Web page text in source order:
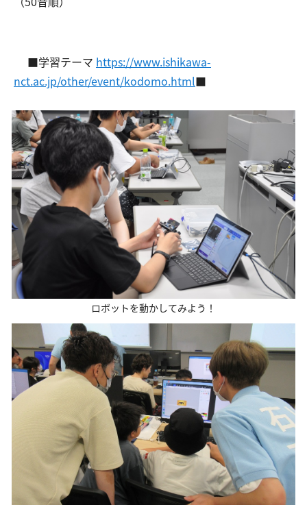
■学習テーマ https://www.ishikawa-
nct.ac.jp/other/event/kodomo.html■
ロボットを動かしてみよう！